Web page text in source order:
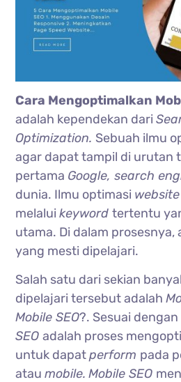
Cara Mengoptimalkan
adalah kependekan dari
Optimization. Sebuah ilmu
agar dapat tampil di urutan
pertama Google, search
dunia. Ilmu optimasi website
melaluikeywordtertentu
utama. Di dalam prosesnya,
yang mesti dipelajari.
Salah satu dari sekian
dipelajari tersebut adalah
Mobile SEO?. Sesuai
SEOadalah proses
untuk dapatperform pada
ataumobile. Mobile SEO